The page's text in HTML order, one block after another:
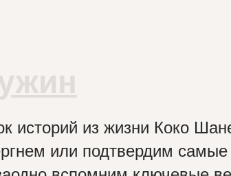
историй из жизни Коко
или подтвердим